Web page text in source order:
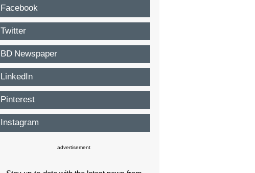
Facebook
Twitter
BD Newspaper
LinkedIn
Pinterest
Instagram
advertisement